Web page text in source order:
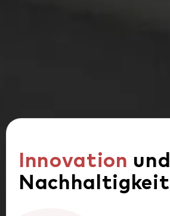
Innovation und
Nachhaltigkeit